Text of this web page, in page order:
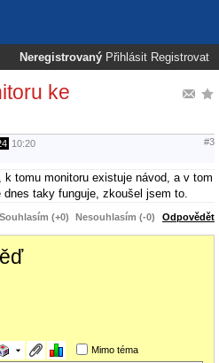
Neregistrovaný Přihlásit Registrovat
ke
10:20 #3
tomu monitoru existuje návod, a v tom
taky funguje, zkoušel jsem to.
Souhlasím (+0) Nesouhlasím (-0) Odpovědět
Mimo téma